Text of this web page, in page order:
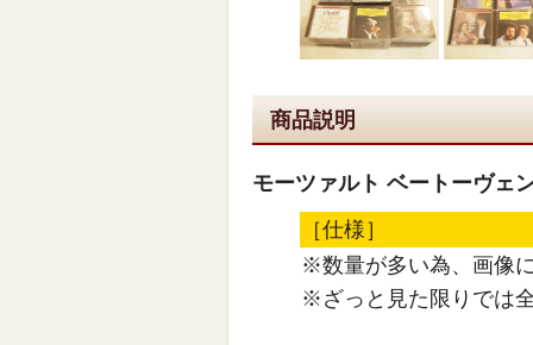
商品説明
モーツァルト ベートーヴェ
［仕様］
※数量が多い為、画像
※ざっと見た限りでは